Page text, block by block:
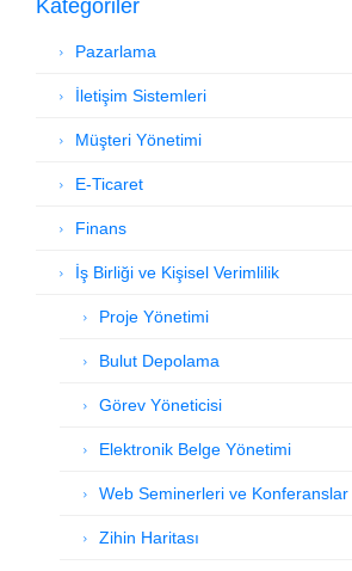
Kategoriler
Pazarlama
İletişim Sistemleri
Müşteri Yönetimi
E-Ticaret
Finans
İş Birliği ve Kişisel Verimlilik
Proje Yönetimi
Bulut Depolama
Görev Yöneticisi
Elektronik Belge Yönetimi
Web Seminerleri ve Konferanslar
Zihin Haritası